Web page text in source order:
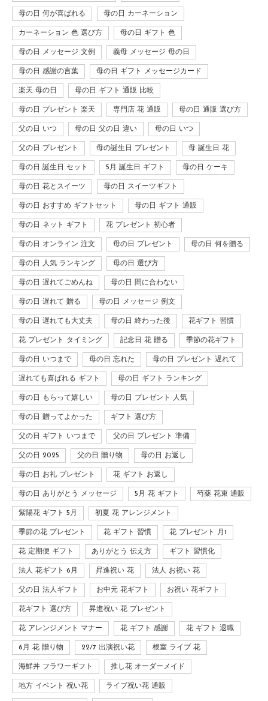
母の日 何が喜ばれる 母の日 カーネーション
カーネーション 色 選び方 母の日 ギフト 色
母の日 メッセージ 文例 義母 メッセージ 母の日
母の日 感謝の言葉 母の日 ギフト メッセージカード
楽天 母の日 母の日 ギフト 通販 比較
母の日 プレゼント 楽天 専門店 花 通販 母の日 通販 選び方
父の日 いつ 母の日 父の日 違い 母の日 いつ
父の日 プレゼント 母の誕生日 プレゼント 母 誕生日 花
母の日 誕生日 セット 5月 誕生日 ギフト 母の日 ケーキ
母の日 花とスイーツ 母の日 スイーツギフト
母の日 おすすめ ギフトセット 母の日 ギフト 通販
母の日 ネット ギフト 花 プレゼント 初心者
母の日 オンライン 注文 母の日 プレゼント 母の日 何を贈る
母の日 人気 ランキング 母の日 選び方
母の日 遅れてごめんね 母の日 間に合わない
母の日 遅れて 贈る 母の日 メッセージ 例文
母の日 遅れても大丈夫 母の日 終わった後 花ギフト 習慣
花 プレゼント タイミング 記念日 花 贈る 季節の花ギフト
母の日 いつまで 母の日 忘れた 母の日 プレゼント 遅れて
遅れても喜ばれる ギフト 母の日 ギフト ランキング
母の日 もらって嬉しい 母の日 プレゼント 人気
母の日 贈ってよかった ギフト 選び方
父の日 ギフト いつまで 父の日 プレゼント 準備
父の日 2025 父の日 贈り物 母の日 お返し
母の日 お礼 プレゼント 花 ギフト お返し
母の日 ありがとう メッセージ 5月 花 ギフト 芍薬 花束 通販
紫陽花 ギフト 5月 初夏 花 アレンジメント
季節の花 プレゼント 花 ギフト 習慣 花 プレゼント 月1
花 定期便 ギフト ありがとう 伝え方 ギフト 習慣化
法人 花ギフト 6月 昇進祝い 花 法人 お祝い 花
父の日 法人ギフト お中元 花ギフト お祝い 花ギフト
花ギフト 選び方 昇進祝い 花 プレゼント
花 アレンジメント マナー 花 ギフト 感謝 花 ギフト 退職
6月 花 贈り物 22/7 出演祝い花 根室 ライブ 花
海鮮丼 フラワーギフト 推し花 オーダーメイド
地方 イベント 祝い花 ライブ祝い花 通販